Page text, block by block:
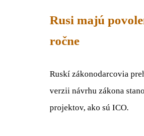
Rusi majú
ročne
Ruskí zákonodarcovia
verzii návrhu zákona
projektov, ako sú ICO.